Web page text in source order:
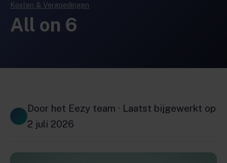
Kosten & Vergoedingen
All on 6
Door het Eezy team · Laatst bijgewerkt op
2 juli 2026